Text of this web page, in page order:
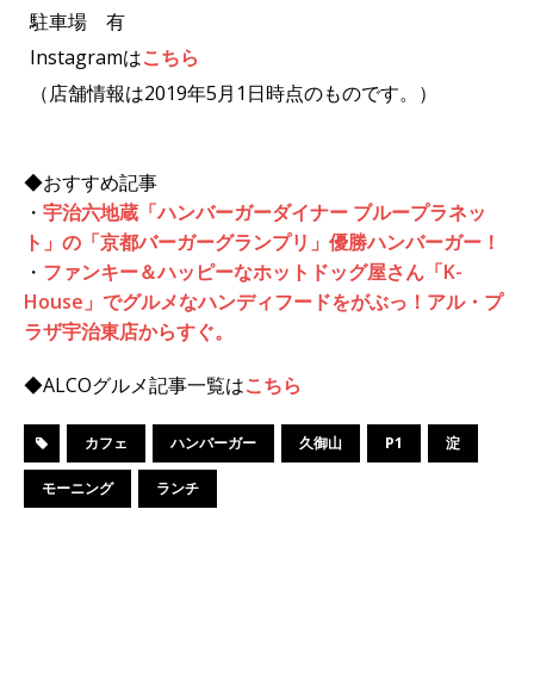
駐車場 有
Instagramはこちら
（店舗情報は2019年5月1日時点のものです。）
◆おすすめ記事
・ 宇治六地蔵「ハンバーガーダイナー ブループラネッ
ト」の「京都バーガーグランプリ」優勝ハンバーガー！
・ ファンキー＆ハッピーなホットドッグ屋さん「K-
House」でグルメなハンディフードをがぶっ！アル・プ
ラザ宇治東店からすぐ。
◆ALCOグルメ記事一覧はこちら
カフェ ハンバーガー 久御山 P1 淀
モーニング ランチ